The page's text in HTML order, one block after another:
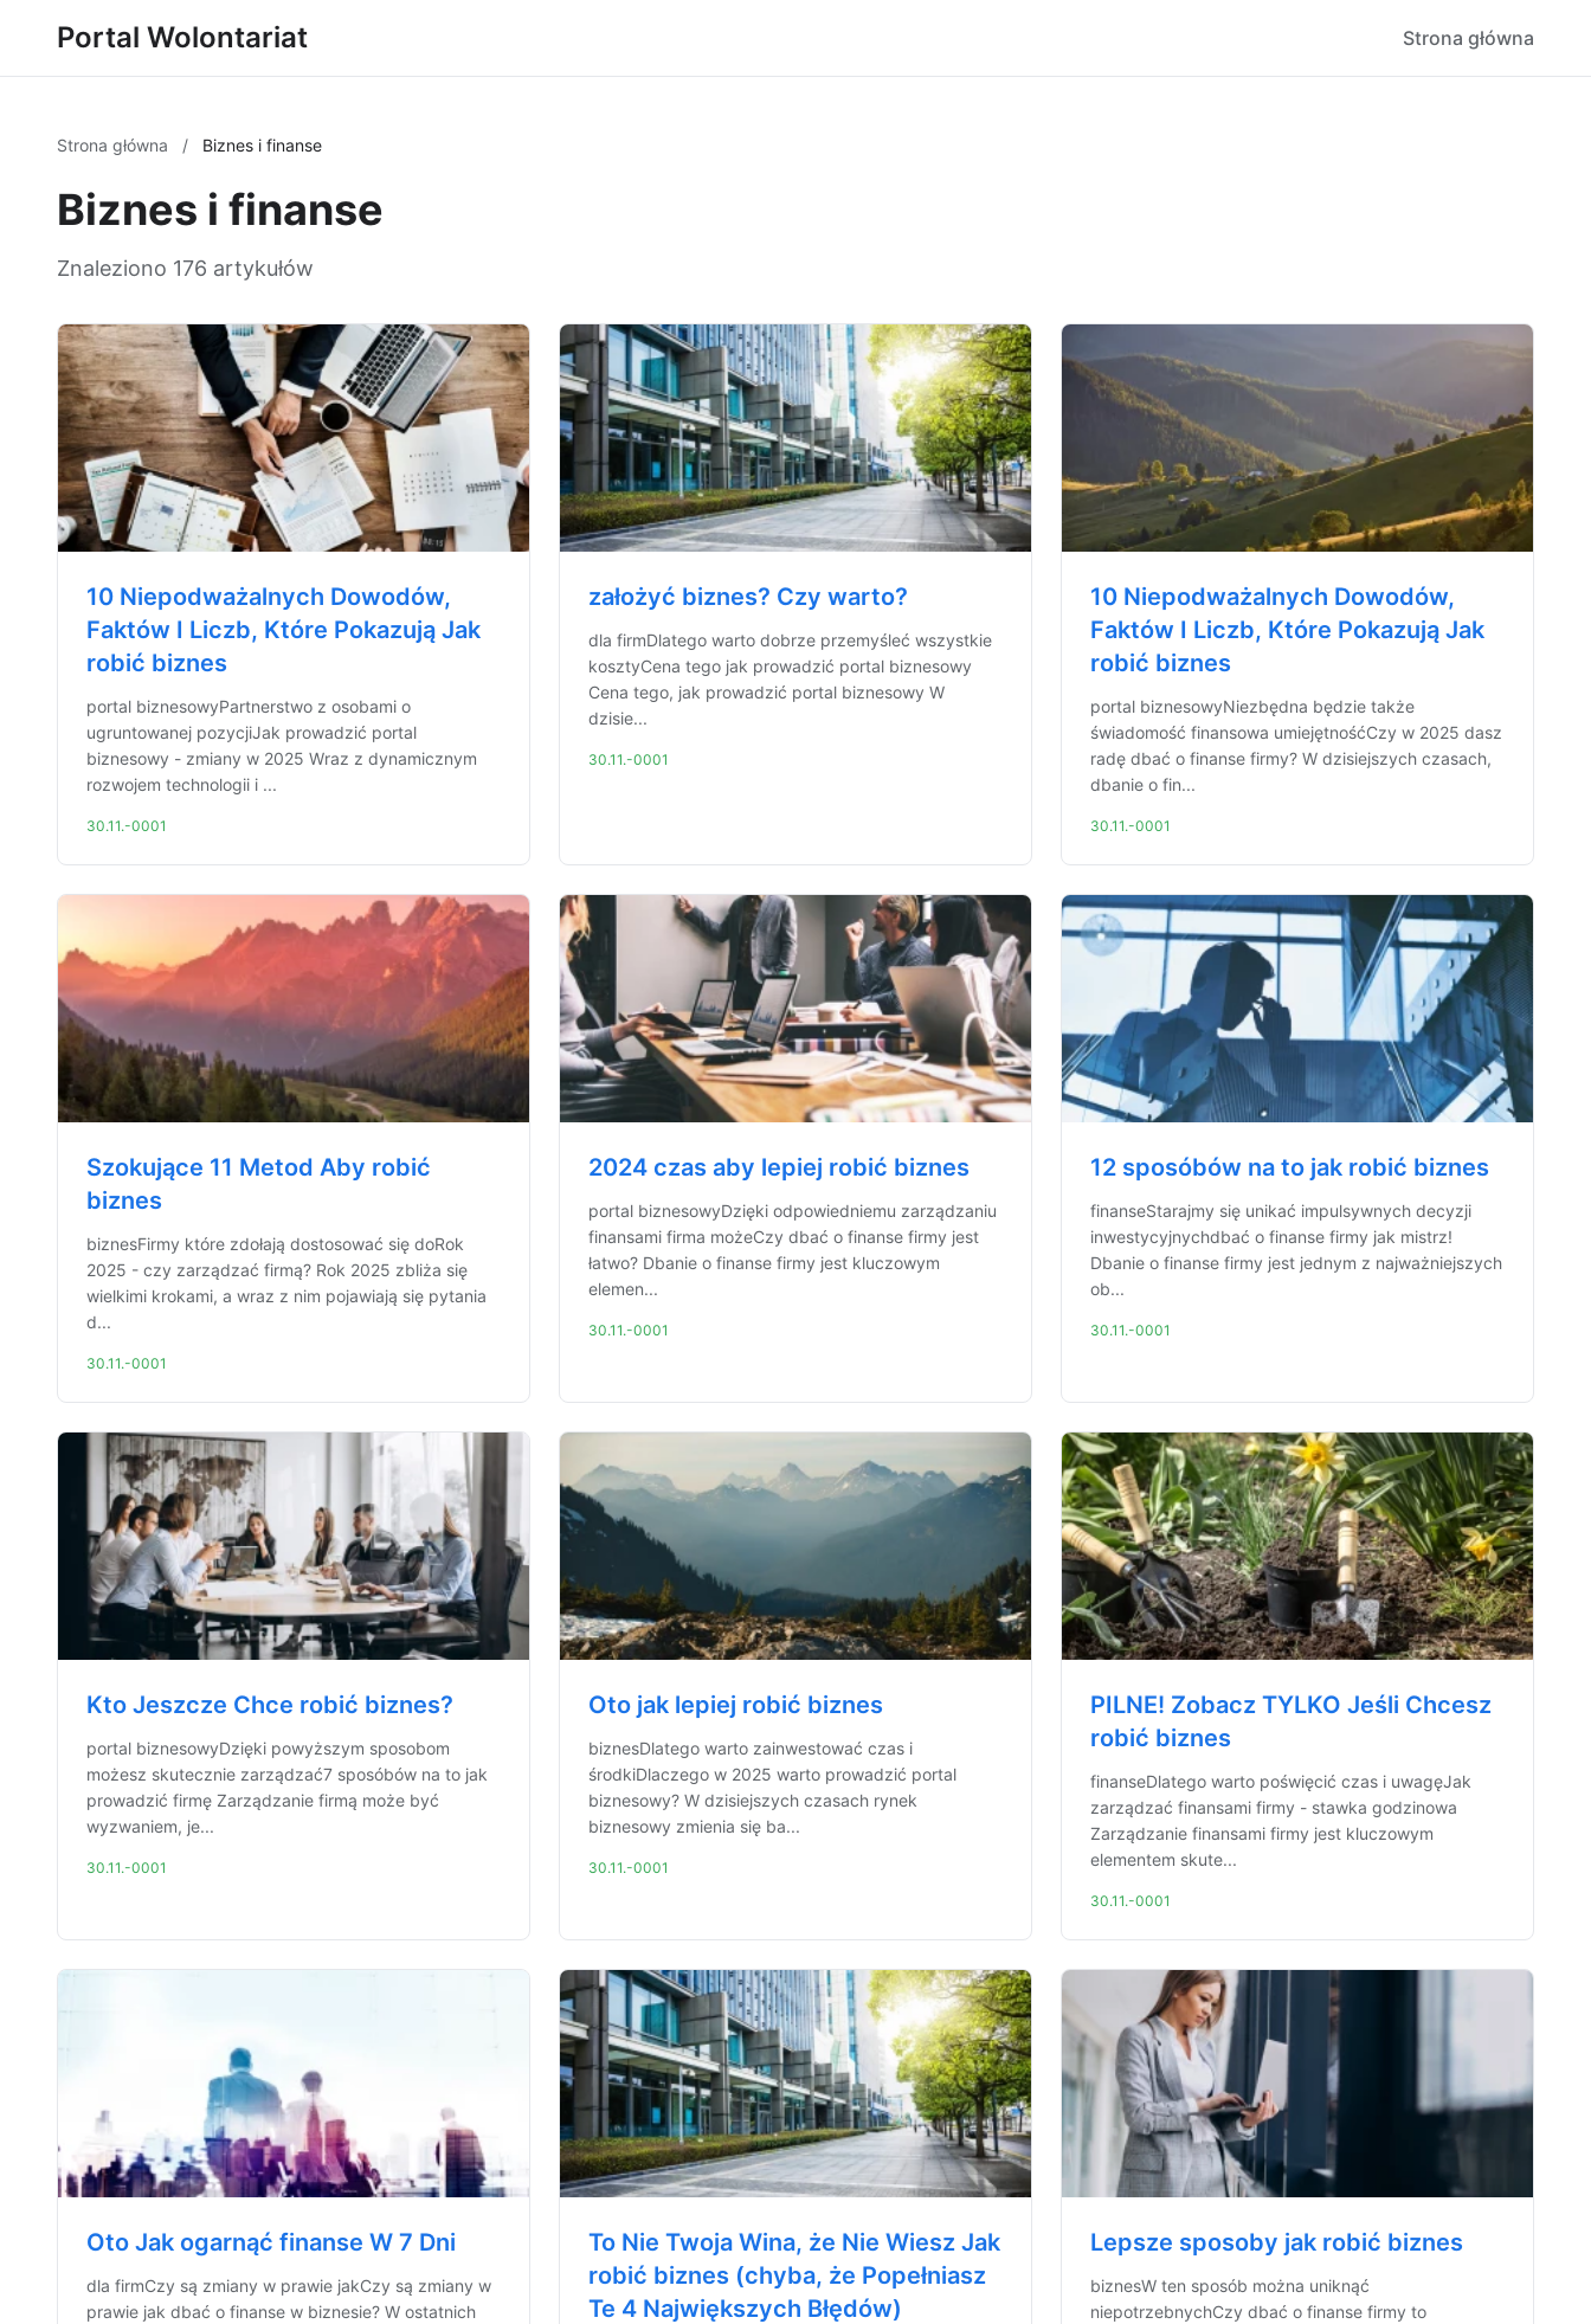
Portal Wolontariat Strona główna
Strona główna / Biznes i finanse
Biznes i finanse
Znaleziono 176 artykułów
10 Niepodważalnych Dowodów,
Faktów I Liczb, Które Pokazują Jak
robić biznes
portal biznesowyPartnerstwo z osobami o
ugruntowanej pozycjiJak prowadzić portal
biznesowy - zmiany w 2025 Wraz z dynamicznym
rozwojem technologii i ...
30.11.-0001
założyć biznes? Czy warto?
dla firmDlatego warto dobrze przemyśleć wszystkie
kosztyCena tego jak prowadzić portal biznesowy
Cena tego, jak prowadzić portal biznesowy W
dzisie...
30.11.-0001
10 Niepodważalnych Dowodów,
Faktów I Liczb, Które Pokazują Jak
robić biznes
portal biznesowyNiezbędna będzie także
świadomość finansowa umiejętnośćCzy w 2025 dasz
radę dbać o finanse firmy? W dzisiejszych czasach,
dbanie o fin...
30.11.-0001
Szokujące 11 Metod Aby robić
biznes
biznesFirmy które zdołają dostosować się doRok
2025 - czy zarządzać firmą? Rok 2025 zbliża się
wielkimi krokami, a wraz z nim pojawiają się pytania
d...
30.11.-0001
2024 czas aby lepiej robić biznes
portal biznesowyDzięki odpowiedniemu zarządzaniu
finansami firma możeCzy dbać o finanse firmy jest
łatwo? Dbanie o finanse firmy jest kluczowym
elemen...
30.11.-0001
12 sposóbów na to jak robić biznes
finanseStarajmy się unikać impulsywnych decyzji
inwestycyjnychdbać o finanse firmy jak mistrz!
Dbanie o finanse firmy jest jednym z najważniejszych
ob...
30.11.-0001
Kto Jeszcze Chce robić biznes?
portal biznesowyDzięki powyższym sposobom
możesz skutecznie zarządzać7 sposóbów na to jak
prowadzić firmę Zarządzanie firmą może być
wyzwaniem, je...
30.11.-0001
Oto jak lepiej robić biznes
biznesDlatego warto zainwestować czas i
środkiDlaczego w 2025 warto prowadzić portal
biznesowy? W dzisiejszych czasach rynek
biznesowy zmienia się ba...
30.11.-0001
PILNE! Zobacz TYLKO Jeśli Chcesz
robić biznes
finanseDlatego warto poświęcić czas i uwagęJak
zarządzać finansami firmy - stawka godzinowa
Zarządzanie finansami firmy jest kluczowym
elementem skute...
30.11.-0001
Oto Jak ogarnąć finanse W 7 Dni
dla firmCzy są zmiany w prawie jakCzy są zmiany w
prawie jak dbać o finanse w biznesie? W ostatnich
To Nie Twoja Wina, że Nie Wiesz Jak
robić biznes (chyba, że Popełniasz
Te 4 Największych Błędów)
Lepsze sposoby jak robić biznes
biznesW ten sposób można uniknąć
niepotrzebnychCzy dbać o finanse firmy to